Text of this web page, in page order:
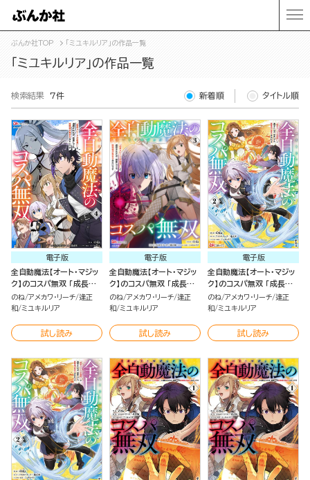
ぶんか社TOP 「ミユキルリア」の作品一覧
「ミユキルリア」の作品一覧
検索結果 7件 新着順 タイトル順
電子版
全自動魔法【オート・マジッ
ク】のコスパ無双 「成長ス
ピードが超遅い」と追放さ
れたが、放置しても経験値
ク版 （4）
のね アメカワ・リーチ 逢正
和 ミユキルリア
試し読み
電子版
全自動魔法【オート・マジッ
ク】のコスパ無双 「成長ス
ピードが超遅い」と追放さ
れたが、放置しても経験値
ク版 （3）
のね アメカワ・リーチ 逢正
和 ミユキルリア
試し読み
電子版
全自動魔法【オート・マジッ
ク】のコスパ無双 「成長ス
ピードが超遅い」と追放さ
れたが、放置しても経験値
のね アメカワ・リーチ 逢正
和 ミユキルリア
試し読み